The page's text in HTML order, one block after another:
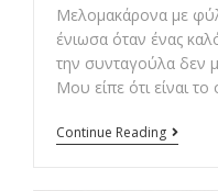
Μελομακάρονα με
ένιωσα όταν ένας
την συνταγούλα δεν
Μου είπε ότι είναι
Continue Reading